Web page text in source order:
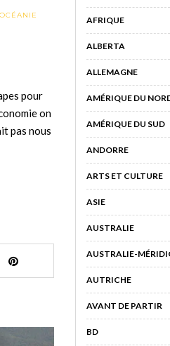
OCÉANIE
pour
on
pas nous
AFRIQUE
ALBERTA
ALLEMAGNE
AMÉRIQUE DU
AMÉRIQUE DU SUD
ANDORRE
ARTS ET CULTURE
ASIE
AUSTRALIE
AUSTRALIE-
AUTRICHE
AVANT DE PARTIR
BD